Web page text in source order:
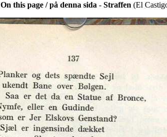
On this page / på denna sida - Straffen (El